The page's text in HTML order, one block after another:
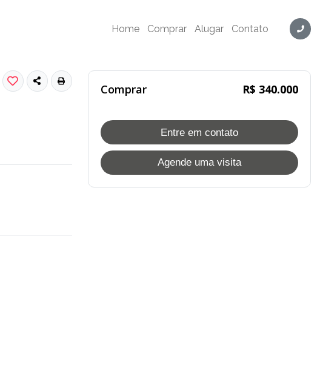
Home Comprar Alugar Contato
Comprar R$ 340.000
Entre em contato
Agende uma visita